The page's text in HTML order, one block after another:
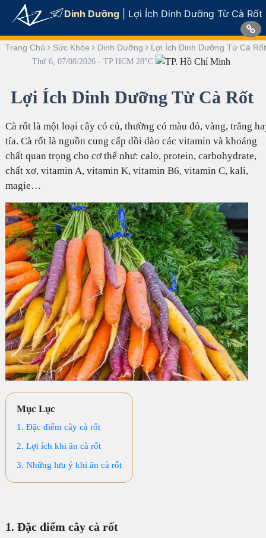
Dinh Dưỡng Lợi Ích Dinh Dưỡng Từ Cà Rốt
Trang Chủ Sức Khỏe Dinh Dưỡng Lợi Ích Dinh Dưỡng Từ Cà Rốt
Thứ 6, 07/08/2026 - TP HCM 28°C
Lợi Ích Dinh Dưỡng Từ Cà Rốt
Cà rốt là một loại cây có củ, thường có màu đỏ, vàng, trắng
tía. Cà rốt là nguồn cung cấp dồi dào các vitamin và khoáng
chất quan trọng cho cơ thể như: calo, protein, carbohydrate,
chất xơ, vitamin A, vitamin K, vitamin B6, vitamin C, kali,
magie…
Mục Lục
1. Đặc điểm cây cà rốt
2. Lợi ích khi ăn cà rốt
3. Những lưu ý khi ăn cà rốt
1. Đặc điểm cây cà rốt